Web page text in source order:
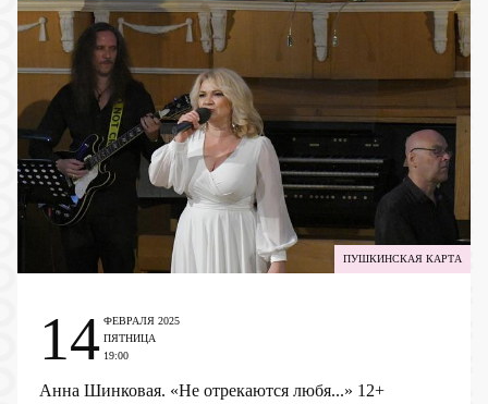
ПУШКИНСКАЯ КАРТА
Анна Шинковая. «Не отрекаются любя...» 12+
14 ФЕВРАЛЯ 2025
ПЯТНИЦА
19:00